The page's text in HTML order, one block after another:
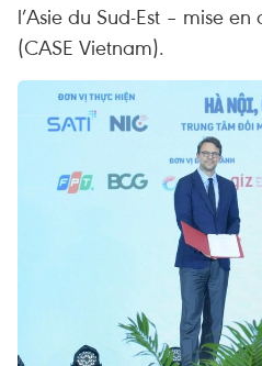
l’Asie du Sud-Est – mise
(CASE Vietnam).